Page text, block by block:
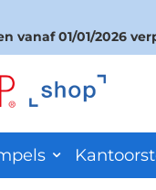
vanaf 01/01/2026